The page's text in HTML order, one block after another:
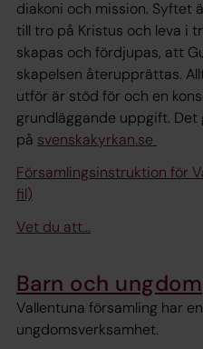
diakoni och mission. Syftet
till tro på Kristus och leva i
skapas och fördjupas, att
skapelsen återupprättas.
utför är stöd för och en
grundläggande uppgift.
på svenskakyrkan.se
Församlingsinstruktion för
fil)
Vet du att...
Barn och ungdom
Vallentuna församling har
ungdomsverksamhet.